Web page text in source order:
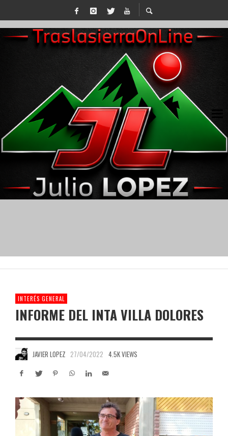
INTERÉS GENERAL
INFORME DEL INTA VILLA DOLORES
JAVIER LOPEZ 27/04/2022 4.5K VIEWS